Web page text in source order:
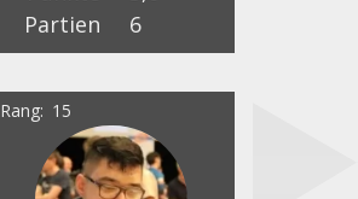
Partien
6
Rang 15